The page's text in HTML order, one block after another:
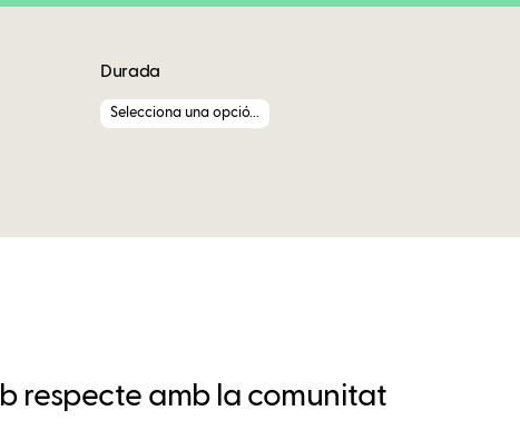
Durada
Selecciona una opció...
respecte amb la comunitat